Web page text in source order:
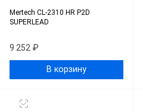
Mertech CL-2310 HR P2D
SUPERLEAD
9 252 ₽
В корзину